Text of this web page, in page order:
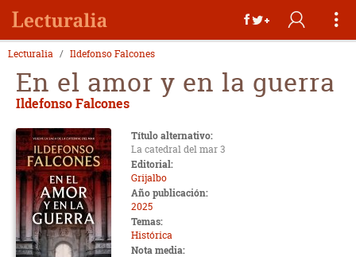
Lecturalia Ildefonso Falcones
En el amor y en la guerra
Ildefonso Falcones
Título alternativo:
La catedral del mar 3
Editorial:
Grijalbo
Año publicación:
2025
Temas:
Histórica
Nota media: